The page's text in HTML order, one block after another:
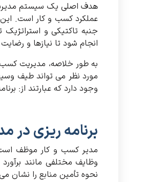
هدف اصلی یک سیستم مدیریت
عملکرد کسب و کار است.
جنبه تاکتیکی و
انجام شود تا نیازها و رضایت
به طور خلاصه، مدیریت
مورد نظر می تواند طیف
وجود دارد که عبارتند از:
برنامه ریزی در
مدیر کسب و کار موظف است
وظایف مختلفی مانند
نحوه تأمین منابع را نشان